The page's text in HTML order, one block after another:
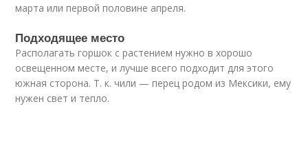
марта или первой половине апреля.
Подходящее место
Располагать горшок с растением нужно в хорошо
освещенном месте, и лучше всего подходит для этого
южная сторона. Т. к. чили — перец родом из Мексики, ему
нужен свет и тепло.